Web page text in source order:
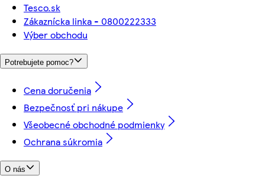
Tesco.sk
Zákaznícka linka - 0800222333
Výber obchodu
Potrebujete pomoc?
Cena doručenia
Bezpečnosť pri nákupe
Všeobecné obchodné podmienky
Ochrana súkromia
O nás